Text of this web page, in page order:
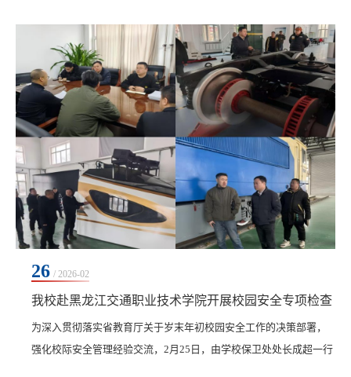
学（专升本）专业学生临床实践、深化“校外课堂”合作模式等事宜
进行深入交流。座谈会上，牛伟盼介绍了该院近年来的发展态势及
临床护理岗位的人才需求。他表示，随着医院服务能力的持续提
升，对高素质护理人才的需求日益增长，期待通过与学校的...
26 / 2026-02
我校赴黑龙江交通职业技术学院开展校园安全专项检查
为深入贯彻落实省教育厅关于岁末年初校园安全工作的决策部署，
强化校际安全管理经验交流，2月25日，由学校保卫处处长成超一行